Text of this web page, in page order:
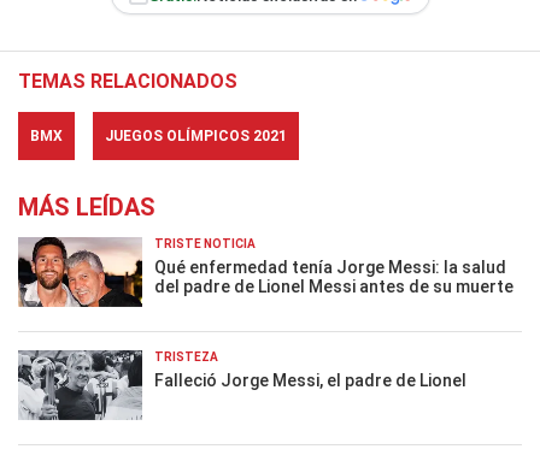
TEMAS RELACIONADOS
BMX JUEGOS OLÍMPICOS 2021
MÁS LEÍDAS
TRISTE NOTICIA
Qué enfermedad tenía Jorge Messi: la salud
del padre de Lionel Messi antes de su muerte
TRISTEZA
Falleció Jorge Messi, el padre de Lionel